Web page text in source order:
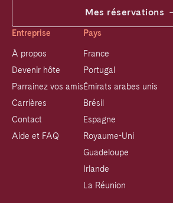
Mes réservations
Entreprise
À propos
Devenir hôte
Parrainez vos amis
Carrières
Contact
Aide et FAQ
Pays
France
Portugal
Émirats arabes unis
Brésil
Espagne
Royaume-Uni
Guadeloupe
Irlande
La Réunion